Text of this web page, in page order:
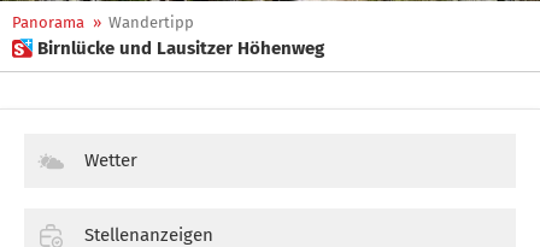
Panorama » Wandertipp
 Birnlücke und Lausitzer Höhenweg
Wetter
Stellenanzeigen